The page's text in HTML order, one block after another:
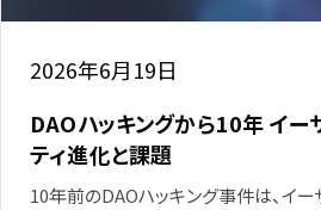
2026年6月19日
DAOハッキングから10年 イー
ティ進化と課題
10年前のDAOハッキング事件は、イ